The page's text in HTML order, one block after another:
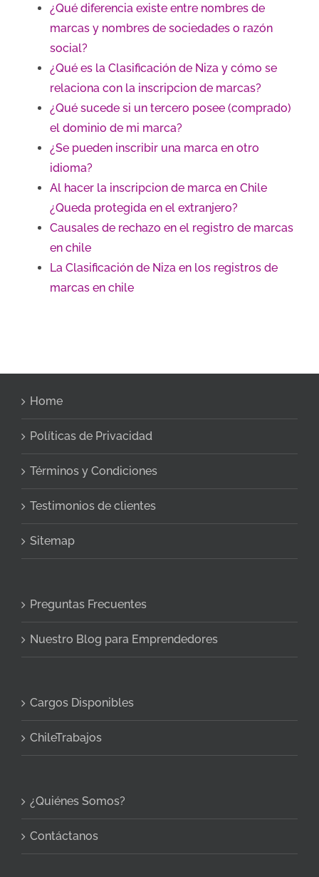
¿Qué diferencia existe entre nombres de
marcas y nombres de sociedades o razón
social?
¿Qué es la Clasificación de Niza y cómo se
relaciona con la inscripcion de marcas?
¿Qué sucede si un tercero posee (comprado)
el dominio de mi marca?
¿Se pueden inscribir una marca en otro
idioma?
Al hacer la inscripcion de marca en Chile
¿Queda protegida en el extranjero?
Causales de rechazo en el registro de marcas
en chile
La Clasificación de Niza en los registros de
marcas en chile
Home
Políticas de Privacidad
Términos y Condiciones
Testimonios de clientes
Sitemap
Preguntas Frecuentes
Nuestro Blog para Emprendedores
Cargos Disponibles
ChileTrabajos
¿Quiénes Somos?
Contáctanos